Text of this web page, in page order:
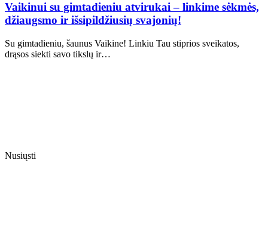
Vaikinui su gimtadieniu atvirukai – linkime sėkmės,
džiaugsmo ir išsipildžiusių svajonių!
Su gimtadieniu, šaunus Vaikine! Linkiu Tau stiprios sveikatos,
drąsos siekti savo tikslų ir…
Nusiųsti